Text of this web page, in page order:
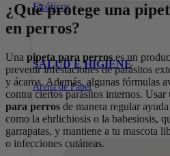
Exóticos
SALUD E HIGIENE
Arena de Papel
¿Qué protege una
en perros?
Una pipeta para perros es un
prevenir infestaciones de parásitos
y ácaros. Además, algunas fórmulas
contra ciertos parásitos internos. Usar
para perros de manera regular
como la ehrlichiosis o la babesiosis,
garrapatas, y mantiene a tu mascota
o infecciones cutáneas.